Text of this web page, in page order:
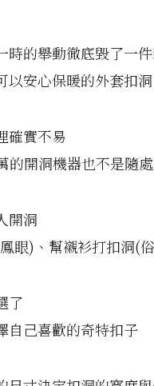
時的舉動徹底毀了一
以安心保暖的外套扣
確實不易
的開洞機器也不是隨
開洞
眼)、幫襯衫打扣洞(
了
自己喜歡的奇特扣子